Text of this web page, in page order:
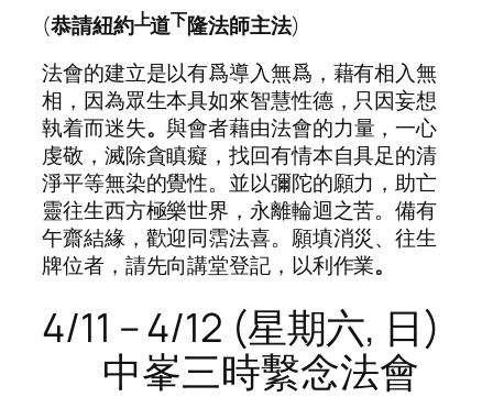
(恭請紐約上道下隆法師主法)
法會的建立是以有爲導入無爲，藉有相入無
相，因為眾生本具如來智慧性德，只因妄想
執着而迷失。與會者藉由法會的力量，一心
虔敬，滅除貪瞋癡，找回有情本自具足的清
淨平等無染的覺性。並以彌陀的願力，助亡
靈往生西方極樂世界，永離輪迴之苦。備有
午齋結緣，歡迎同霑法喜。願填消災、往生
牌位者，請先向講堂登記，以利作業。
4/11 – 4/12 (星期六, 日)
中峯三時繫念法會